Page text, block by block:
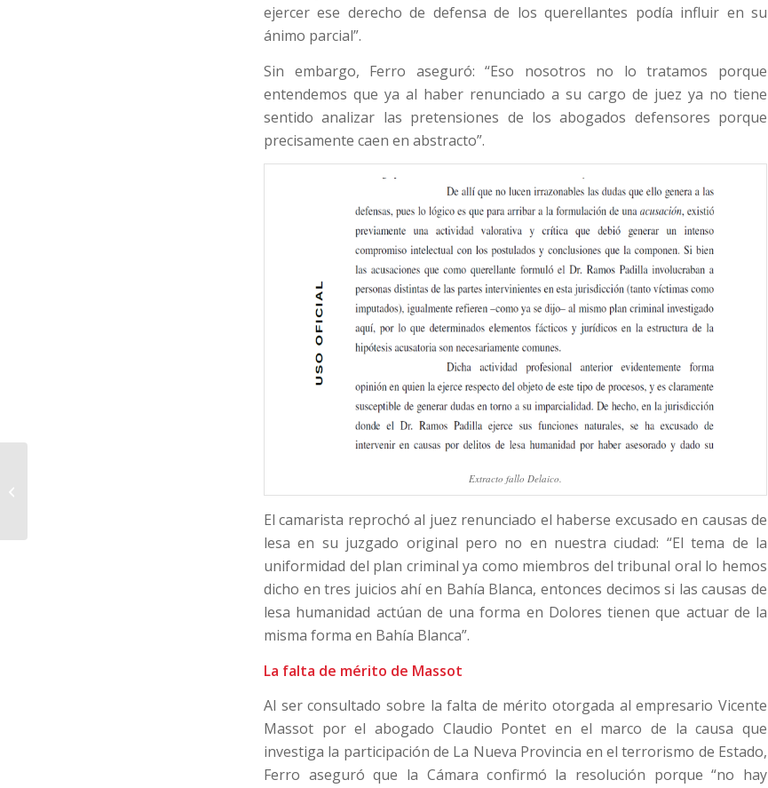
ejercer ese derecho de defensa de los querellantes podía influir en su
ánimo parcial”.
Sin embargo, Ferro aseguró: “Eso nosotros no lo tratamos porque
entendemos que ya al haber renunciado a su cargo de juez ya no tiene
sentido analizar las pretensiones de los abogados defensores porque
precisamente caen en abstracto”.
Extracto fallo Delaico.
El camarista reprochó al juez renunciado el haberse excusado en causas de
lesa en su juzgado original pero no en nuestra ciudad: “El tema de la
uniformidad del plan criminal ya como miembros del tribunal oral lo hemos
dicho en tres juicios ahí en Bahía Blanca, entonces decimos si las causas de
lesa humanidad actúan de una forma en Dolores tienen que actuar de la
misma forma en Bahía Blanca”.
La falta de mérito de Massot
Al ser consultado sobre la falta de mérito otorgada al empresario Vicente
Massot por el abogado Claudio Pontet en el marco de la causa que
investiga la participación de La Nueva Provincia en el terrorismo de Estado,
Ferro aseguró que la Cámara confirmó la resolución porque “no hay